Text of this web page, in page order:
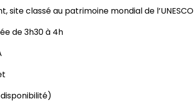
site classé au patrimoine mondial de l’UNESCO
de 3h30 à 4h